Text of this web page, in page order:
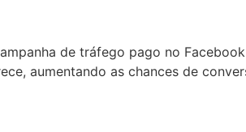
de tráfego pago no
aumentando as chances de